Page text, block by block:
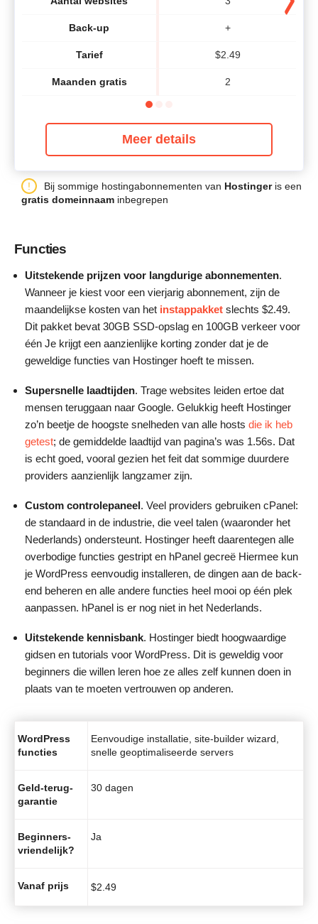
Back-up
Tarief
Maanden gratis
+
$2.49
2
Meer details
Bij sommige hostingabonnementen van Hostingeris een
gratis domeinnaam inbegrepen
Functies
Uitstekende prijzen voor langdurige abonnementen.
Wanneer je kiest voor een vierjarig abonnement, zijn de
maandelijkse kosten van het instappakket slechts $2.49.
Dit pakket bevat 30GB SSD-opslag en 100GB verkeer voor
één Je krijgt een aanzienlijke korting zonder dat je de
geweldige functies van Hostinger hoeft te missen.
Supersnelle laadtijden. Trage websites leiden ertoe dat
mensen teruggaan naar Google. Gelukkig heeft Hostinger
zo’n beetje de hoogste snelheden van alle hosts die ik heb
getest; de gemiddelde laadtijd van pagina’s was 1.56s. Dat
is echt goed, vooral gezien het feit dat sommige duurdere
providers aanzienlijk langzamer zijn.
Custom controlepaneel. Veel providers gebruiken cPanel:
de standaard in de industrie, die veel talen (waaronder het
Nederlands) ondersteunt. Hostinger heeft daarentegen alle
overbodige functies gestript en hPanel gecreë Hiermee kun
je WordPress eenvoudig installeren, de dingen aan de back-
end beheren en alle andere functies heel mooi op één plek
aanpassen. hPanel is er nog niet in het Nederlands.
Uitstekende kennisbank. Hostinger biedt hoogwaardige
gidsen en tutorials voor WordPress. Dit is geweldig voor
beginners die willen leren hoe ze alles zelf kunnen doen in
plaats van te moeten vertrouwen op anderen.
WordPress
functies
Eenvoudige installatie, site-builder wizard,
snelle geoptimaliseerde servers
Geld-terug-
garantie
30 dagen
Beginners-
vriendelijk?
Ja
Vanaf prijs $2.49